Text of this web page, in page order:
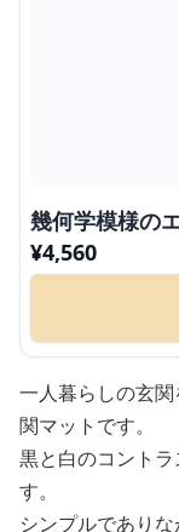
幾何学模様の
¥4,560
一人暮らしの玄
関マットです。
黒と白のコント
す。
シンプルであり